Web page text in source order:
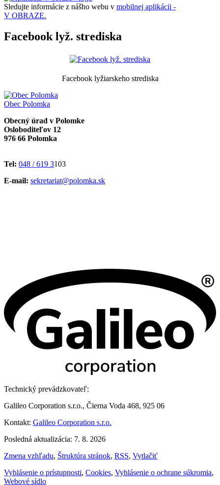
Sledujte informácie z nášho webu v mobilnej aplikácii -
V OBRAZE.
Facebook lyž. strediska
Facebook lyžiarskeho strediska
Obec Polomka
Obecný úrad v Polomke
Osloboditeľov 12
976 66 Polomka
Tel: 048 / 619 3103
E-mail: sekretariat@polomka.sk
Technický prevádzkovateľ:
Galileo Corporation s.r.o., Čierna Voda 468, 925 06
Kontakt: Galileo Corporation s.r.o.
Posledná aktualizácia: 7. 8. 2026
Zmena vzhľadu, Štruktúra stránok, RSS, Vytlačiť
Vyhlásenie o prístupnosti, Cookies, Vyhlásenie o ochrane súkromia,
Webové sídlo